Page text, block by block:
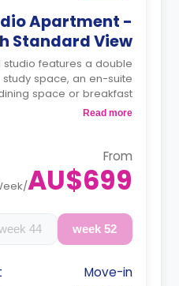
Apartment -
Standard View
studio features a double
space, an en-suite
space or breakfast
a fully fitted kitchenette.
Read more
From
AU$699
/
52 week
44 week
Move-in